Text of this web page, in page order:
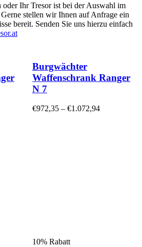
Ihr Tresor ist bei der Auswahl im
stellen wir Ihnen auf Anfrage ein
bereit. Senden Sie uns hierzu einfach
Burgwächter
Waffenschrank Ranger
N 7
€972,35 – €1.072,94
10% Rabatt